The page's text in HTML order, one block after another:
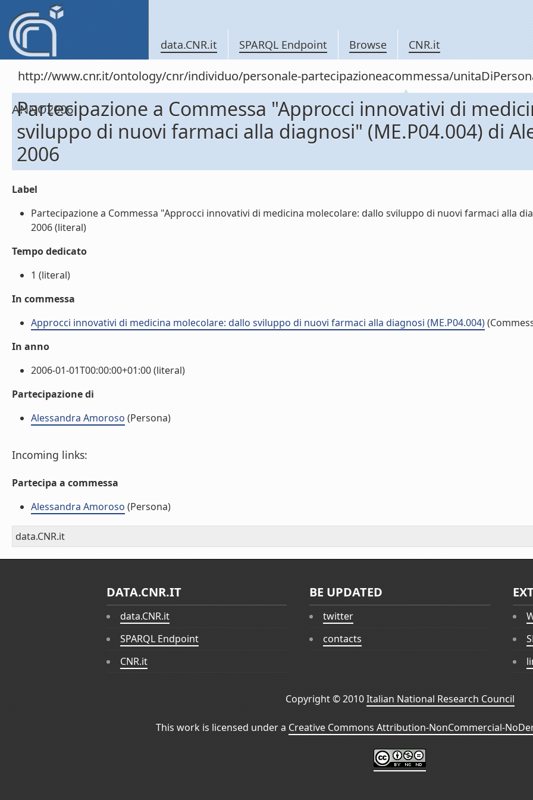
data.CNR.it SPARQL Endpoint Browse CNR.it
http://www.cnr.it/ontology/cnr/individuo/personale-partecipazioneacommessa/
ANNO2006
Partecipazione a Commessa "Approcci innovativi di
sviluppo di nuovi farmaci alla diagnosi" (ME.P04.004) di
2006
Label
Partecipazione a Commessa "Approcci innovativi di medicina molecolare: dallo sviluppo di nuovi farmaci alla
2006 (literal)
Tempo dedicato
1 (literal)
In commessa
Approcci innovativi di medicina molecolare: dallo sviluppo di nuovi farmaci alla diagnosi (ME.P04.004)
In anno
2006-01-01T00:00:00+01:00 (literal)
Partecipazione di
Alessandra Amoroso (Persona)
Incoming links:
Partecipa a commessa
Alessandra Amoroso (Persona)
data.CNR.it
DATA.CNR.IT
data.CNR.it
SPARQL Endpoint
CNR.it
BE UPDATED
twitter
contacts
Copyright © 2010Italian National Research Council
This work is licensed under a Creative Commons Attribution-NonCommercial-